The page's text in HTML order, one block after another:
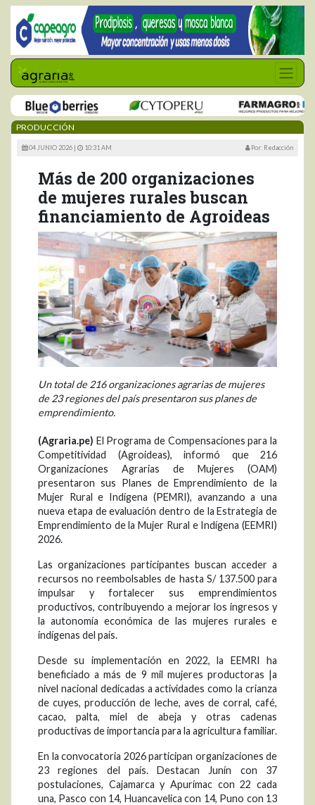
PRODUCCIÓN
04 JUNIO 2026 | 10:31 AM Por: Redacción
Más de 200 organizaciones
de mujeres rurales buscan
financiamiento de Agroideas
Un total de 216 organizaciones agrarias de mujeres
de 23 regiones del país presentaron sus planes de
emprendimiento.
(Agraria.pe) El Programa de Compensaciones para la
Competitividad (Agroideas), informó que 216
Organizaciones Agrarias de Mujeres (OAM)
presentaron sus Planes de Emprendimiento de la
Mujer Rural e Indígena (PEMRI), avanzando a una
nueva etapa de evaluación dentro de la Estrategia de
Emprendimiento de la Mujer Rural e Indígena (EEMRI)
2026.
Las organizaciones participantes buscan acceder a
recursos no reembolsables de hasta S/ 137.500 para
impulsar y fortalecer sus emprendimientos
productivos, contribuyendo a mejorar los ingresos y
la autonomía económica de las mujeres rurales e
indígenas del país.
Desde su implementación en 2022, la EEMRI ha
beneficiado a más de 9 mil mujeres productoras |a
nivel nacional dedicadas a actividades como la crianza
de cuyes, producción de leche, aves de corral, café,
cacao, palta, miel de abeja y otras cadenas
productivas de importancia para la agricultura familiar.
En la convocatoria 2026 participan organizaciones de
23 regiones del país. Destacan Junín con 37
postulaciones, Cajamarca y Apurímac con 22 cada
una, Pasco con 14, Huancavelica con 14, Puno con 13